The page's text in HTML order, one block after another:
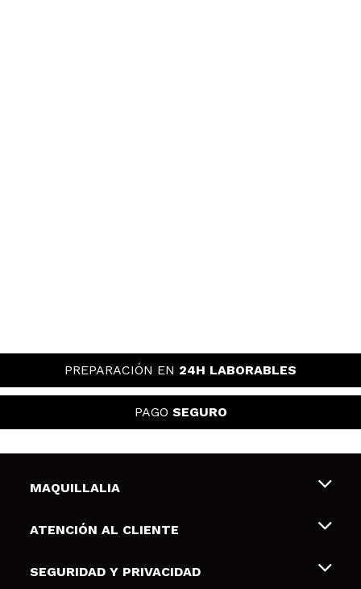
PREPARACIÓN EN 24H LABORABLES
PAGO SEGURO
MAQUILLALIA
Sobre nosotros
Tarjetas de Regalo
ATENCIÓN AL CLIENTE
Envíos y devoluciones
SEGURIDAD Y PRIVACIDAD